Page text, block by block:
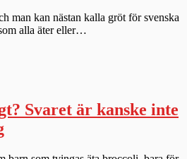
man kan nästan kalla gröt för svenska
alla äter eller…
Svaret är kanske inte